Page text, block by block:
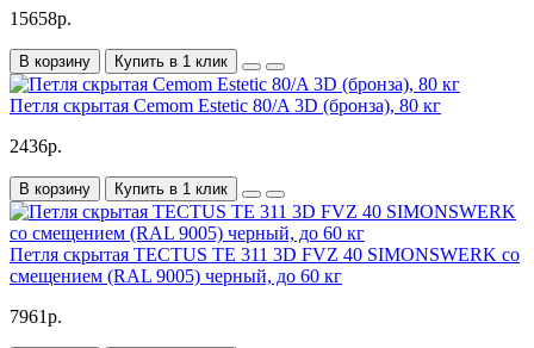
15658р.
В корзину Купить в 1 клик
Петля скрытая Cemom Estetic 80/A 3D (бронза), 80 кг
2436р.
В корзину Купить в 1 клик
Петля скрытая TECTUS TE 311 3D FVZ 40 SIMONSWERK со
смещением (RAL 9005) черный, до 60 кг
7961р.